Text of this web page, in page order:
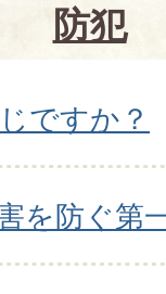
防犯
ですか？
を防ぐ第